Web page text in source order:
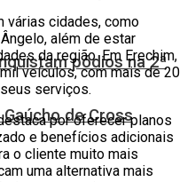
pódios na 2ª
de Cross
várias cidades, como
além de estar
da região. Em Erechim,
veículos, com mais de 20
serviços.
por oferecer planos
e benefícios adicionais
o cliente muito mais
uma alternativa mais